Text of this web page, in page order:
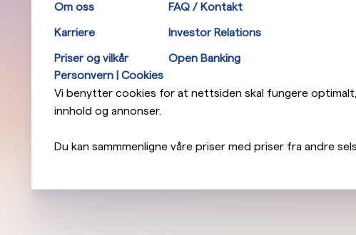
Om oss FAQ / Kontakt
Karriere Investor Relations
Priser og vilkår
Open Banking
Personvern | Cookies
Vi benytter cookies for at nettsiden skal fungere
innhold og annonser.
Du kan sammmenligne våre priser med priser fra andre